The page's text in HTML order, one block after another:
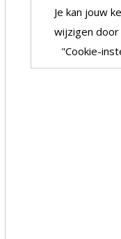
Je kan jouw
wijzigen
"Cookie-